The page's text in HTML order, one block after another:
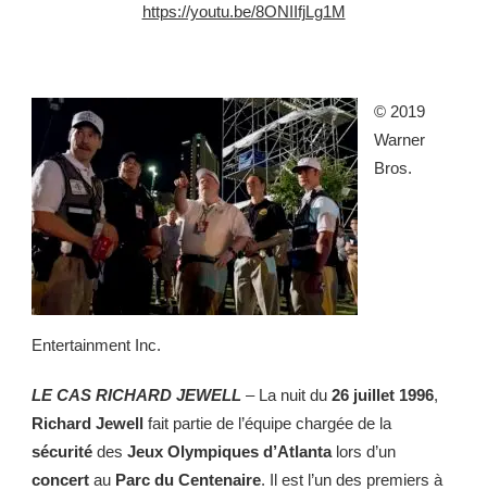
https://youtu.be/8ONIIfjLg1M
© 2019
Warner
Bros.
Entertainment Inc.
LE CAS RICHARD JEWELL – La nuit du 26 juillet 1996,
Richard Jewell fait partie de l’équipe chargée de la
sécurité des Jeux Olympiques d’Atlantalors d’un
concert au Parc du Centenaire. Il est l’un des premiers à